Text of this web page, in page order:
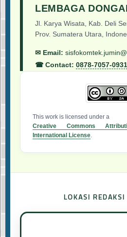
LEMBAGA
Jl. Karya Wisata, Kab. Deli
Prov. Sumatera Utara,
✉ Email:
☎ Contact: 0878-7057-0931
This work is licensed under a
Creative Commons
International License
LOKASI